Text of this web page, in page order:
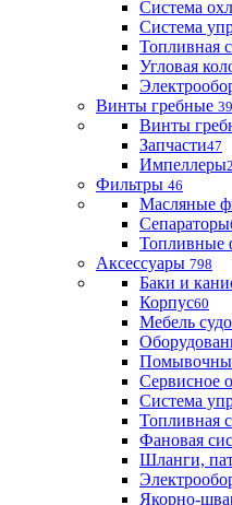
Система
Система
Топливная
Угловая
Винты гребные
Винты
Запчасти47
Импеллеры
Фильтры 46
Масляные
Сепараторы
Топливные
Аксессуары 798
Баки и
Корпус60
Мебель
Сервисное
Система
Топливная
Фановая
Шланги,
Якорно-